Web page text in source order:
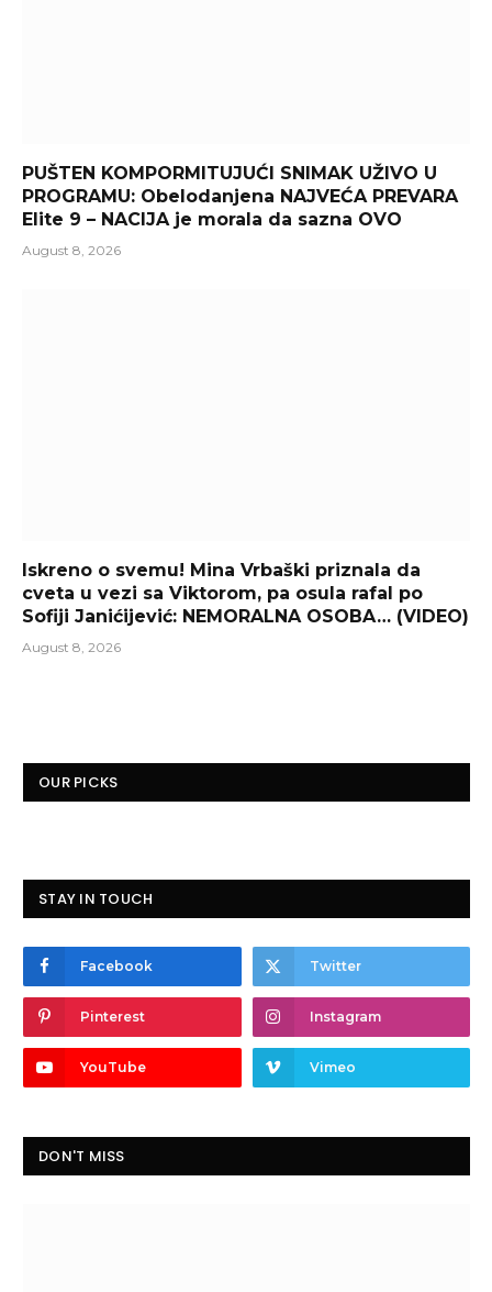
PUŠTEN KOMPORMITUJUĆI SNIMAK UŽIVO U
PROGRAMU: Obelodanjena NAJVEĆA PREVARA
Elite 9 – NACIJA je morala da sazna OVO
August 8, 2026
Iskreno o svemu! Mina Vrbaški priznala da
cveta u vezi sa Viktorom, pa osula rafal po
Sofiji Janićijević: NEMORALNA OSOBA… (VIDEO)
August 8, 2026
OUR PICKS
STAY IN TOUCH
Facebook Twitter
Pinterest Instagram
YouTube Vimeo
DON'T MISS